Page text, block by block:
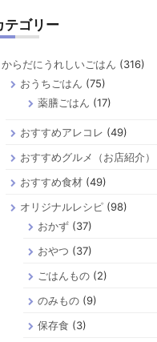
テゴリー
からだにうれしいごはん (316)
おうちごはん (75)
薬膳ごはん (17)
おすすめアレコレ (49)
おすすめグルメ（お店紹介）
おすすめ食材(49)
オリジナルレシピ(98)
おかず(37)
おやつ (37)
ごはんもの(2)
のみもの(9)
保存食 (3)